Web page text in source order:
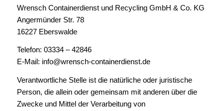
Wrensch Containerdienst und Recycling GmbH & Co. KG
Angermünder Str. 78
16227 Eberswalde
Telefon: 03334 – 42846
E-Mail: info@wrensch-containerdienst.de
Verantwortliche Stelle ist die natürliche oder juristische
Person, die allein oder gemeinsam mit anderen über die
Zwecke und Mittel der Verarbeitung von